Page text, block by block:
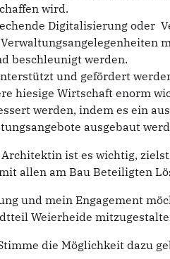
wird.
Digitalisierung oder
beschleunigt werden.
und gefördert
hiesige Wirtschaft enorm
werden, indem es ein
ausgebaut
ist es wichtig,
allen am Bau Beteiligten
und mein Engagement
Weierheide
die Möglichkeit dazu